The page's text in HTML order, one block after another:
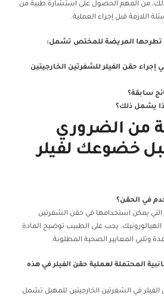
من المهم الحصول على استشارة طبية من
اللازمة قبل إجراء العملية.
تطرحها المريضة للمختص تشمل:
حقن الفيلر للشفرتين الخارجيتين
سابقة؟
يشمل ذلك؟
من الضروري
خضوعك لفيلر
التي يمكن استخدامها في حقن الشفرتين
يجب على الطبيب توضيح المادة
وتلبي المعايير الصحية المطلوبة.
المحتملة لعملية حقن الفيلر في هذه
في الشفرتين الخارجيتين للمهبل تشمل